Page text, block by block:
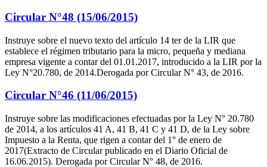
Circular N°48 (15/06/2015)
Instruye sobre el nuevo texto del artículo 14 ter de la LIR que
establece el régimen tributario para la micro, pequeña y mediana
empresa vigente a contar del 01.01.2017, introducido a la LIR por la
Ley N°20.780, de 2014.Derogada por Circular N° 43, de 2016.
Circular N°46 (11/06/2015)
Instruye sobre las modificaciones efectuadas por la Ley N° 20.780
de 2014, a los artículos 41 A, 41 B, 41 C y 41 D, de la Ley sobre
Impuesto a la Renta, que rigen a contar del 1° de enero de
2017(Extracto de Circular publicado en el Diario Oficial de
16.06.2015). Derogada por Circular N° 48, de 2016.